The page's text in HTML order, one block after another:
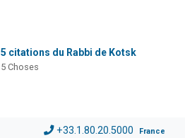
5 citations du Rabbi de Kotsk
5 Choses
+33.1.80.20.5000 France